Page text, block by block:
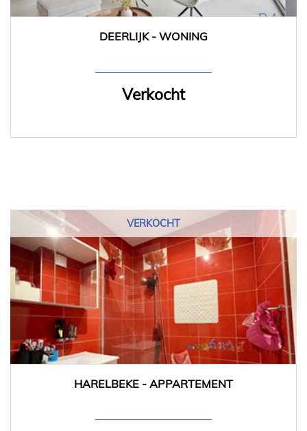
139 m² 3
DEERLIJK - WONING
Verkocht
VERKOCHT
97 m² 3
HARELBEKE - APPARTEMENT